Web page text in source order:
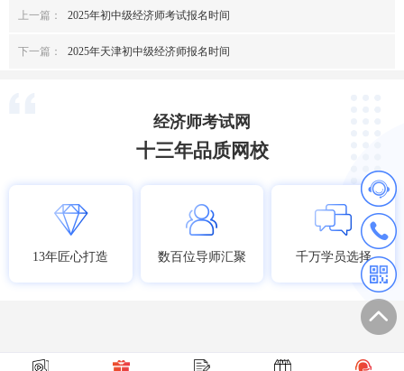
上一篇： 2025年初中级经济师考试报名时间
下一篇： 2025年天津初中级经济师报名时间
经济师考试网
十三年品质网校
13年匠心打造 数百位导师汇聚 千万学员选择